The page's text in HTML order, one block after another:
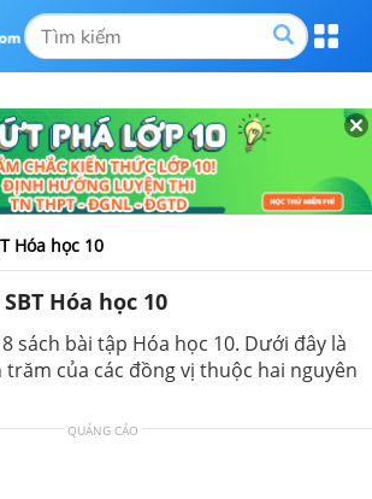
Hóa học 10
Hóa học 10
sách bài tập Hóa học 10. Dưới đây là
của các đồng vị thuộc hai nguyên
QUẢNG CÁO